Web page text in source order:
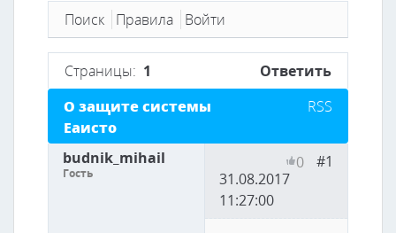
Поиск Правила Войти
Страницы: 1
Ответить
RSS
О защите системы
Еаисто
budnik_mihail
Гость
#1
0
31.08.2017
11:27:00